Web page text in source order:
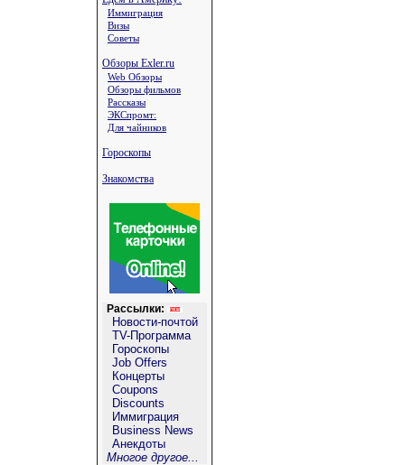
Иммиграция
Визы
Советы
Обзоры Exler.ru
Web Обзоры
Обзоры фильмов
Рассказы
ЭКСпромт:
Для чайников
Гороскопы
Знакомства
Рассылки:
Новости-почтой
TV-Программа
Гороскопы
Job Offers
Концерты
Coupons
Discounts
Иммиграция
Business News
Анекдоты
Многое другое...